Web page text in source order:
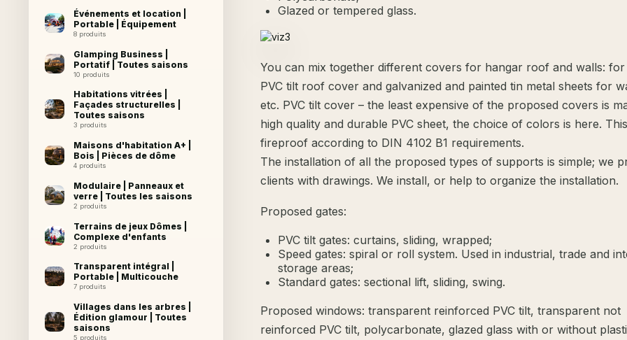
Événements et location |
Portable | Équipement
8 produits
Glamping Business |
Portatif | Toutes saisons
10 produits
Habitations vitrées |
Façades structurelles |
Toutes saisons
3 produits
Maisons d'habitation A+ |
Bois | Pièces de dôme
4 produits
Modulaire | Panneaux et
verre | Toutes les saisons
2 produits
Terrains de jeux Dômes |
Complexe d'enfants
2 produits
Transparent intégral |
Portable | Multicouche
7 produits
Villages dans les arbres |
Édition glamour | Toutes
saisons
5 produits
Glazed or tempered glass.
You can mix together different covers for hangar roof and walls: for
PVC tilt roof cover and galvanized and painted tin metal sheets for
etc. PVC tilt cover – the least expensive of the proposed covers is
high quality and durable PVC sheet, the choice of colors is here.
fireproof according to DIN 4102 B1 requirements.
The installation of all the proposed types of supports is simple; we
clients with drawings. We install, or help to organize the installation.
Proposed gates:
PVC tilt gates: curtains, sliding, wrapped;
Speed gates: spiral or roll system. Used in industrial, trade and
storage areas;
Standard gates: sectional lift, sliding, swing.
Proposed windows: transparent reinforced PVC tilt, transparent not
reinforced PVC tilt, polycarbonate, glazed glass with or without